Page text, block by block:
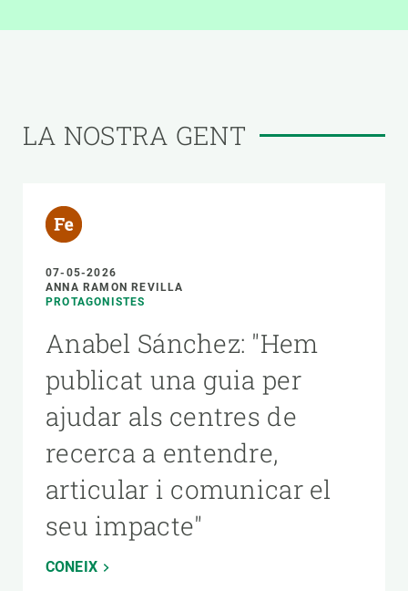
LA NOSTRA GENT
07-05-2026
ANNA RAMON REVILLA
PROTAGONISTES
Anabel Sánchez: "Hem
publicat una guia per
ajudar als centres de
recerca a entendre,
articular i comunicar el
seu impacte"
CONEIX